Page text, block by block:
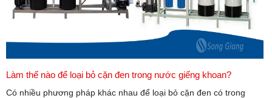
Làm thế nào để loại bỏ cặn đen trong nước giếng khoan?
Có nhiều phương pháp khác nhau để loại bỏ cặn đen có trong